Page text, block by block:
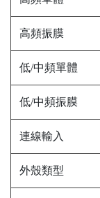
高頻振膜
低/中頻單體
低/中頻振膜
連線輸入
外殼類型